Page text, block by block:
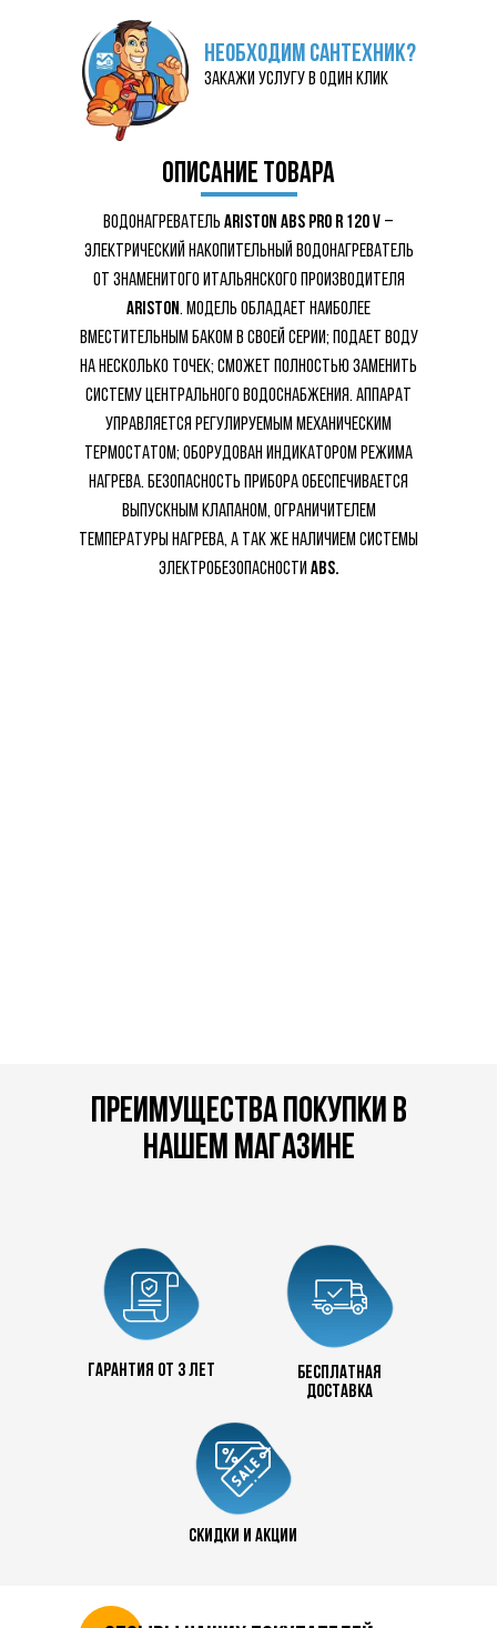
описание товара
Водонагреватель Ariston ABS PRO R 120 V –
электрический накопительный водонагреватель
от знаменитого итальянского производителя
Ariston. Модель обладает наиболее
вместительным баком в своей серии; подает воду
на несколько точек; сможет полностью заменить
систему центрального водоснабжения. Аппарат
управляется регулируемым механическим
термостатом; оборудован индикатором режима
нагрева. Безопасность прибора обеспечивается
выпускным клапаном, ограничителем
температуры нагрева, а так же наличием системы
электробезопасности ABS.
НЕОБХОДИМ САНТЕХНИК?
закажи услугу в один клик
преимущества покупки в
нашем магазине
Гарантия от 3 лет
бесплатная
доставка
скидки и акции